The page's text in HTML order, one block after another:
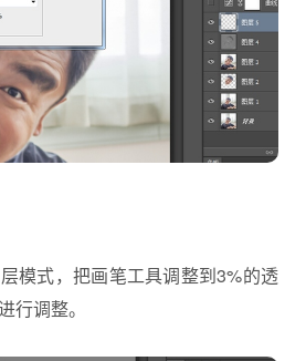
模式，把画笔工具调整到3%的透
行调整。